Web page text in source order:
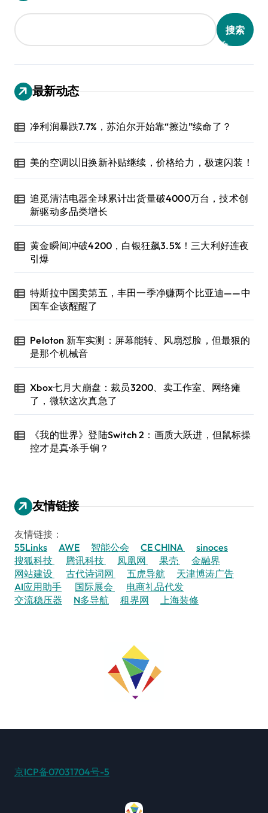
搜索
最新动态
净利润暴跌7.7%，苏泊尔开始靠“擦边”续命了？
美的空调以旧换新补贴继续，价格给力，极速闪装！
追觅清洁电器全球累计出货量破4000万台，技术创
新驱动多品类增长
黄金瞬间冲破4200，白银狂飙3.5%！三大利好连夜
引爆
特斯拉中国卖第五，丰田一季净赚两个比亚迪——中
国车企该醒醒了
Peloton 新车实测：屏幕能转、风扇怼脸，但最狠的
是那个机械音
Xbox七月大崩盘：裁员3200、卖工作室、网络瘫
了，微软这次真急了
《我的世界》登陆Switch 2：画质大跃进，但鼠标操
控才是真·杀手锏？
友情链接
友情链接：
55Links
AWE 智能公会 CE CHINA
sinoces
搜狐科技
腾讯科技 凤凰网 果壳
金融界
网站建设
古代诗词网 五虎导航
天津博涛广告
AI应用助手
国际展会
电商礼品代发
交流稳压器
N多导航 租界网 上海装修
京ICP备07031704号-5